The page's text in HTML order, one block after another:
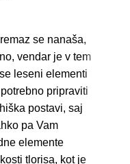
se nanaša,
vendar je v tem
leseni elementi
pripraviti
postavi, saj
pa Vam
elemente
tlorisa, kot je